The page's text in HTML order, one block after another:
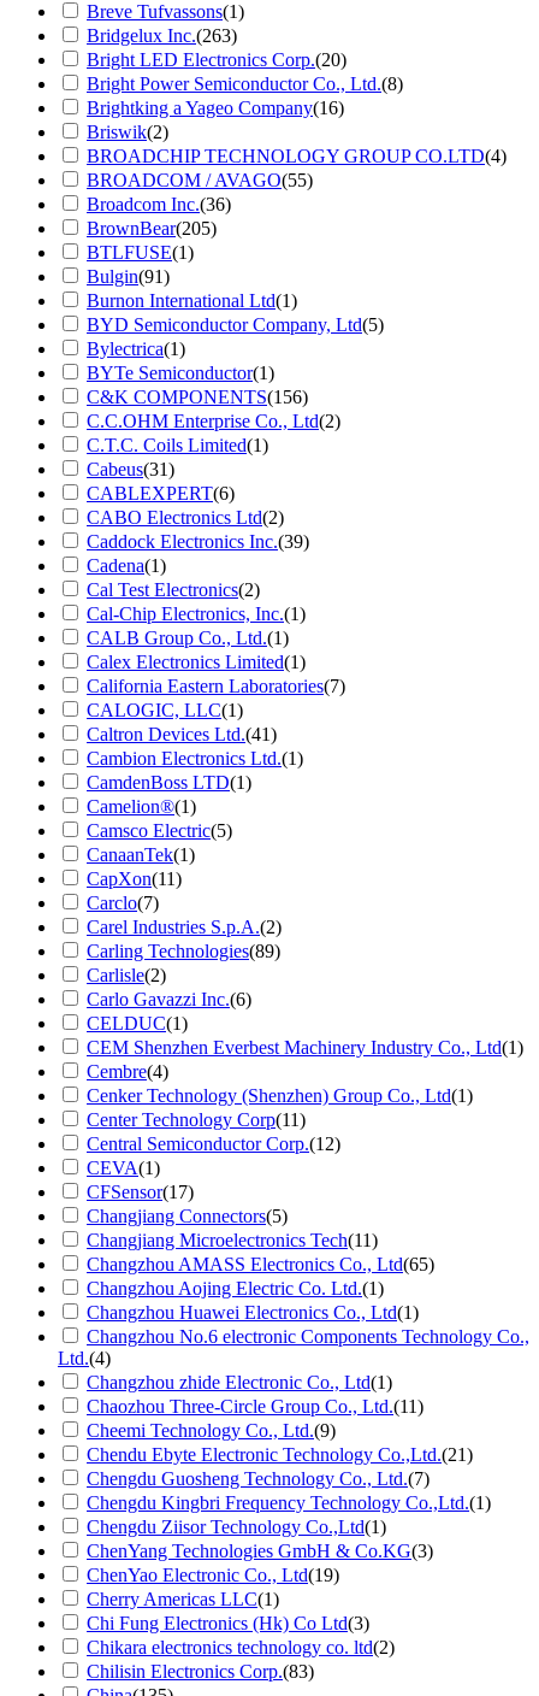
Breve Tufvassons(1)
Bridgelux Inc.(263)
Bright LED Electronics Corp.(20)
Bright Power Semiconductor Co., Ltd.(8)
Brightking a Yageo Company(16)
Briswik(2)
BROADCHIP TECHNOLOGY GROUP CO.LTD(4)
BROADCOM / AVAGO(55)
Broadcom Inc.(36)
BrownBear(205)
BTLFUSE(1)
Bulgin(91)
Burnon International Ltd(1)
BYD Semiconductor Company, Ltd(5)
Bylectrica(1)
BYTe Semiconductor(1)
C&K COMPONENTS(156)
C.C.OHM Enterprise Co., Ltd(2)
C.T.C. Coils Limited(1)
Cabeus(31)
CABLEXPERT(6)
CABO Electronics Ltd(2)
Caddock Electronics Inc.(39)
Cadena(1)
Cal Test Electronics(2)
Cal-Chip Electronics, Inc.(1)
CALB Group Co., Ltd.(1)
Calex Electronics Limited(1)
California Eastern Laboratories(7)
CALOGIC, LLC(1)
Caltron Devices Ltd.(41)
Cambion Electronics Ltd.(1)
CamdenBoss LTD(1)
Camelion®(1)
Camsco Electric(5)
CanaanTek(1)
CapXon(11)
Carclo(7)
Carel Industries S.p.A.(2)
Carling Technologies(89)
Carlisle(2)
Carlo Gavazzi Inc.(6)
CELDUC(1)
CEM Shenzhen Everbest Machinery Industry Co., Ltd(1)
Cembre(4)
Cenker Technology (Shenzhen) Group Co., Ltd(1)
Center Technology Corp(11)
Central Semiconductor Corp.(12)
CEVA(1)
CFSensor(17)
Changjiang Connectors(5)
Changjiang Microelectronics Tech(11)
Changzhou AMASS Electronics Co., Ltd(65)
Changzhou Aojing Electric Co. Ltd.(1)
Changzhou Huawei Electronics Co., Ltd(1)
Changzhou No.6 electronic Components Technology Co.,
Ltd.(4)
Changzhou zhide Electronic Co., Ltd(1)
Chaozhou Three-Circle Group Co., Ltd.(11)
Cheemi Technology Co., Ltd.(9)
Chendu Ebyte Electronic Technology Co.,Ltd.(21)
Chengdu Guosheng Technology Co., Ltd.(7)
Chengdu Kingbri Frequency Technology Co.,Ltd.(1)
Chengdu Ziisor Technology Co.,Ltd(1)
ChenYang Technologies GmbH & Co.KG(3)
ChenYao Electronic Co., Ltd(19)
Cherry Americas LLC(1)
Chi Fung Electronics (Hk) Co Ltd(3)
Chikara electronics technology co. ltd(2)
Chilisin Electronics Corp.(83)